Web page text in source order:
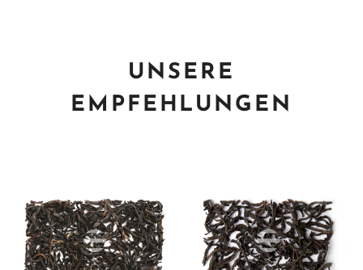
UNSERE
EMPFEHLUNGEN